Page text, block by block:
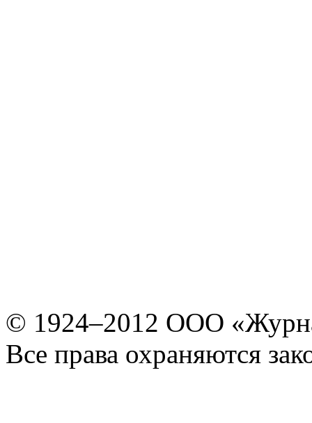
© 1924–2012 ООО
Все права охраняются